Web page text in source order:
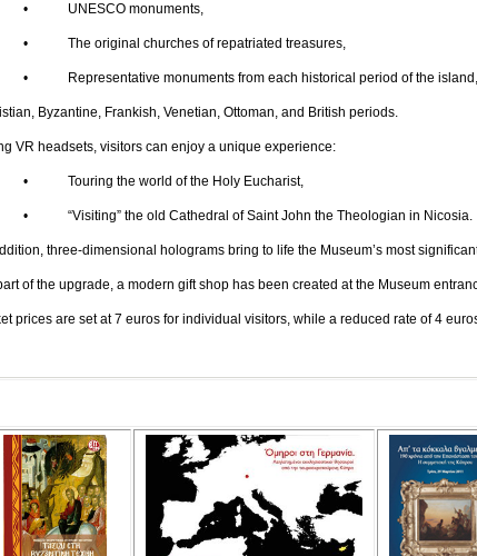
monuments,
original churches of repatriated treasures,
monuments from each historical period of the island,
Byzantine, Frankish, Venetian, Ottoman, and British periods.
VR headsets, visitors can enjoy a unique experience:
the world of the Holy Eucharist,
the old Cathedral of Saint John the Theologian in Nicosia.
three-dimensional holograms bring to life the Museum’s most
of the upgrade, a modern gift shop has been created at the Museum
prices are set at 7 euros for individual visitors, while a reduced rate of 4